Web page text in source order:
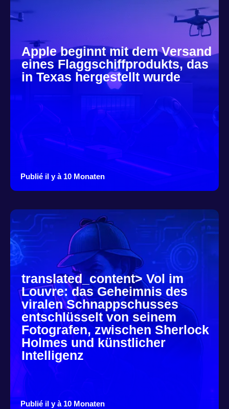
Apple beginnt mit dem Versand
eines Flaggschiffprodukts, das
in Texas hergestellt wurde
Publié il y à 10 Monaten
translated_content> Vol im
Louvre: das Geheimnis des
viralen Schnappschusses
entschlüsselt von seinem
Fotografen, zwischen Sherlock
Holmes und künstlicher
Intelligenz
Publié il y à 10 Monaten